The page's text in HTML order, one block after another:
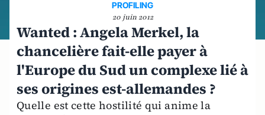
PROFILING
20 juin 2012
Wanted : Angela Merkel, la
chancelière fait-elle payer à
l'Europe du Sud un complexe lié à
ses origines est-allemandes ?
Quelle est cette hostilité qui anime la